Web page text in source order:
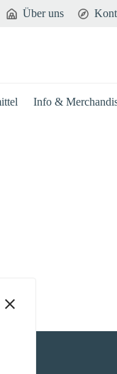
Über uns
Info &